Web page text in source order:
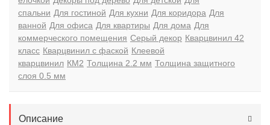
спальни Для гостиной Для кухни Для коридора Для
ванной Для офиса Для квартиры Для дома Для
коммерческого помещения Серый декор Кварцвинил 42
класс Кварцвинил с фаской Клеевой
кварцвинил КМ2 Толщина 2.2 мм Толщина защитного
слоя 0.5 мм
Описание